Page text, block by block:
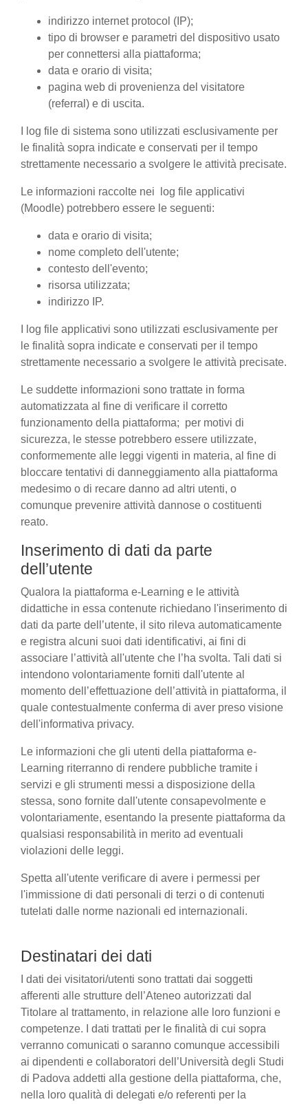
indirizzo internet protocol (IP);
tipo di browser e parametri del dispositivo usato
per connettersi alla piattaforma;
data e orario di visita;
pagina web di provenienza del visitatore
(referral) e di uscita.
I log file di sistema sono utilizzati esclusivamente per
le finalità sopra indicate e conservati per il tempo
strettamente necessario a svolgere le attività precisate.
Le informazioni raccolte nei log file applicativi
(Moodle) potrebbero essere le seguenti:
data e orario di visita;
nome completo dell'utente;
contesto dell'evento;
risorsa utilizzata;
indirizzo IP.
I log file applicativi sono utilizzati esclusivamente per
le finalità sopra indicate e conservati per il tempo
strettamente necessario a svolgere le attività precisate.
Le suddette informazioni sono trattate in forma
automatizzata al fine di verificare il corretto
funzionamento della piattaforma; per motivi di
sicurezza, le stesse potrebbero essere utilizzate,
conformemente alle leggi vigenti in materia, al fine di
bloccare tentativi di danneggiamento alla piattaforma
medesimo o di recare danno ad altri utenti, o
comunque prevenire attività dannose o costituenti
reato.
Inserimento di dati da parte
dell’utente
Qualora la piattaforma e-Learning e le attività
didattiche in essa contenute richiedano l'inserimento di
dati da parte dell’utente, il sito rileva automaticamente
e registra alcuni suoi dati identificativi, ai fini di
associare l’attività all'utente che l’ha svolta. Tali dati si
intendono volontariamente forniti dall'utente al
momento dell’effettuazione dell’attività in piattaforma, il
quale contestualmente conferma di aver preso visione
dell'informativa privacy.
Le informazioni che gli utenti della piattaforma e-
Learning riterranno di rendere pubbliche tramite i
servizi e gli strumenti messi a disposizione della
stessa, sono fornite dall'utente consapevolmente e
volontariamente, esentando la presente piattaforma da
qualsiasi responsabilità in merito ad eventuali
violazioni delle leggi.
Spetta all'utente verificare di avere i permessi per
l'immissione di dati personali di terzi o di contenuti
tutelati dalle norme nazionali ed internazionali.
Destinatari dei dati
I dati dei visitatori/utenti sono trattati dai soggetti
afferenti alle strutture dell’Ateneo autorizzati dal
Titolare al trattamento, in relazione alle loro funzioni e
competenze. I dati trattati per le finalità di cui sopra
verranno comunicati o saranno comunque accessibili
ai dipendenti e collaboratori dell’Università degli Studi
di Padova addetti alla gestione della piattaforma, che,
nella loro qualità di delegati e/o referenti per la